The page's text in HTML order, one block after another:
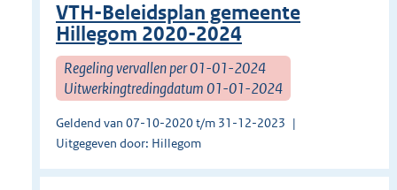
VTH-Beleidsplan gemeente
Hillegom 2020-2024
Regeling vervallen per 01-01-2024
Uitwerkingtredingdatum 01-01-2024
Geldend van 07-10-2020 t/m 31-12-2023
Uitgegeven door: Hillegom